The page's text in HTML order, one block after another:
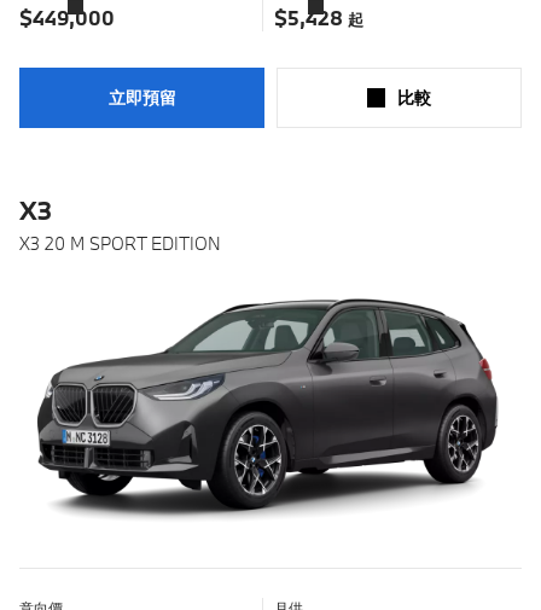
更
$449,000
更
$5,428起
立即預留 比較​
X3
X3 20 M SPORT EDITION